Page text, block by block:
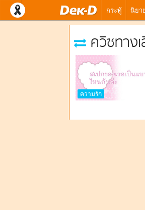
กระทู้ นิยา
ควิซทาง
ความรัก